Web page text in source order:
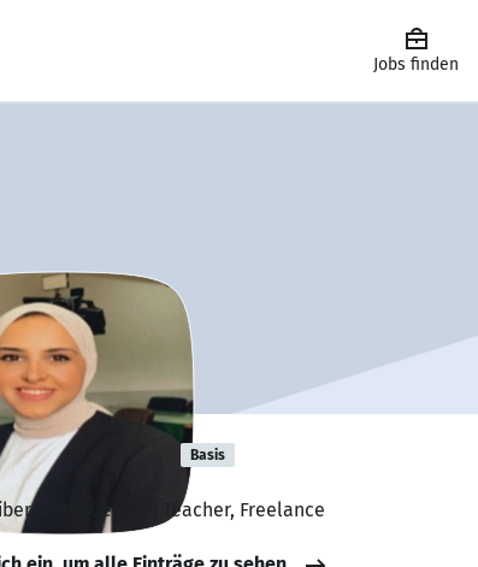
Jobs finden
Rashad Basis
German Teacher, Freelance